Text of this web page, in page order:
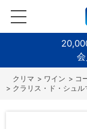
> ワイン > コ
> クラリス・ド・シュ